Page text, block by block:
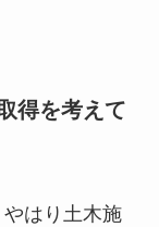
得を考えて
はり土木施